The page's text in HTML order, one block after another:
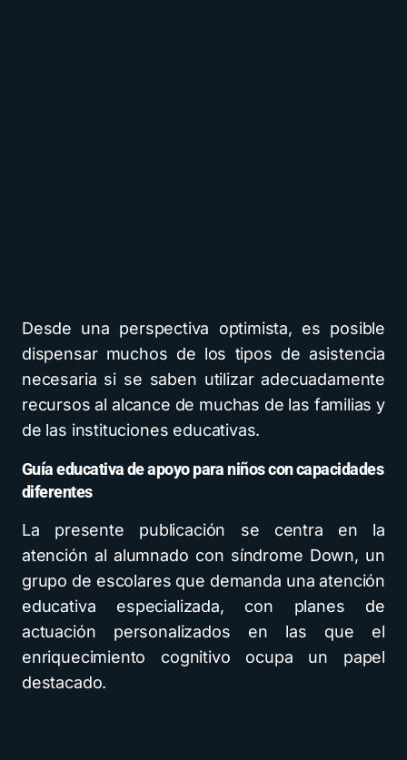
Desde una perspectiva optimista, es posible
dispensar muchos de los tipos de asistencia
necesaria si se saben utilizar adecuadamente
recursos al alcance de muchas de las familias y
de las instituciones educativas.
Guía educativa de apoyo para niños con capacidades
diferentes
La presente publicación se centra en la
atención al alumnado con síndrome Down, un
grupo de escolares que demanda una atención
educativa especializada, con planes de
actuación personalizados en las que el
enriquecimiento cognitivo ocupa un papel
destacado.